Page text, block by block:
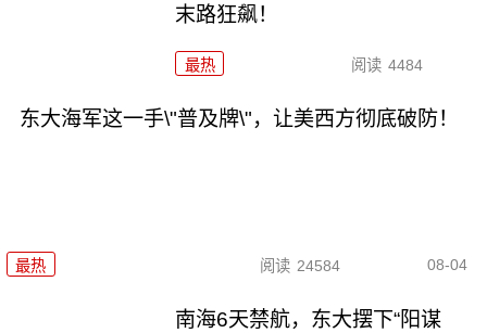
末路狂飙！
最热 阅读 4484
东大海军这一手\"普及牌\"，让美西方彻底破防！
最热 阅读 24584 08-04
南海6天禁航，东大摆下“阳谋